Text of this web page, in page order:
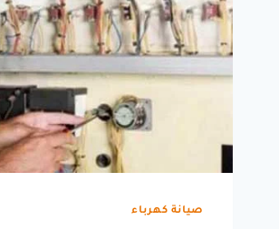
صيانة كهرباء